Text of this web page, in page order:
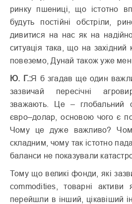
ринку пшениці, що істотно
будуть постійні обстріли,
дивитися на нас як на
ситуація така, що на
повеземо, Дунай також уже
Ю. Г.:Я б згадав ще один
зазвичай пересічні
зважають. Це – глобальний
євро–долар, основою чого є
Чому це дуже важливо?
складним, чому так істотно
баланси не показували
Тому що великі фонди, які
commodities, товарні активи
перейшли в інший, цікавіший